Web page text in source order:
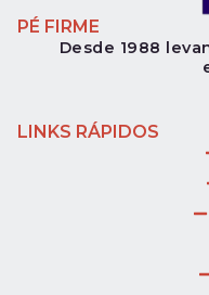
PÉ FIRME
Desde 1988
LINKS RÁPIDOS